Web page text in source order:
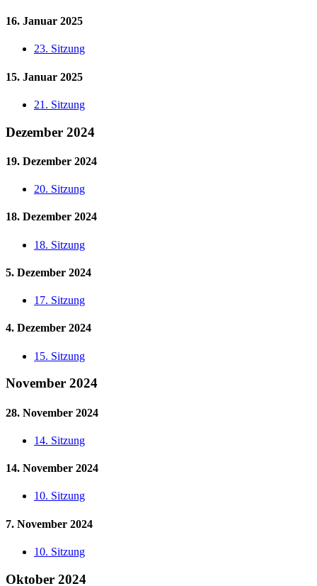
16. Januar 2025
23. Sitzung
15. Januar 2025
21. Sitzung
Dezember 2024
19. Dezember 2024
20. Sitzung
18. Dezember 2024
18. Sitzung
5. Dezember 2024
17. Sitzung
4. Dezember 2024
15. Sitzung
November 2024
28. November 2024
14. Sitzung
14. November 2024
10. Sitzung
7. November 2024
10. Sitzung
Oktober 2024